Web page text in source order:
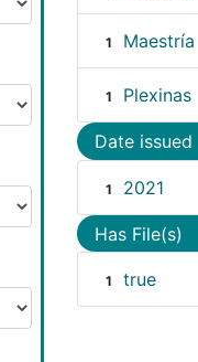
1 Maestría
1 Plexinas
Date issued
1 2021
Has File(s)
1 true